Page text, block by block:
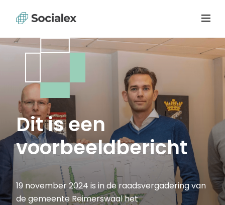
Dit is een
voorbeeldbericht
19 november 2024 is in de raadsvergadering van
de gemeente Reimerswaal het